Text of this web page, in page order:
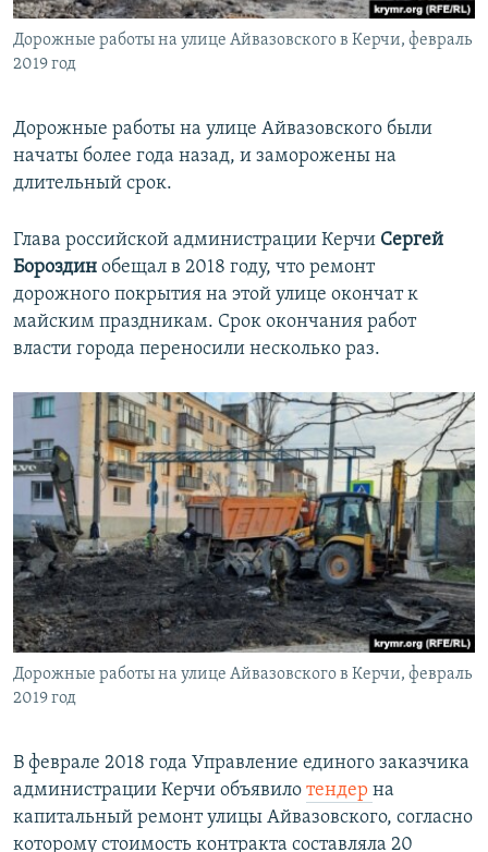
Дорожные работы на улице Айвазовского в Керчи, февраль
2019 год
Дорожные работы на улице Айвазовского были
начаты более года назад, и заморожены на
длительный срок.
Глава российской администрации Керчи Сергей
Бороздин обещал в 2018 году, что ремонт
дорожного покрытия на этой улице окончат к
майским праздникам. Срок окончания работ
власти города переносили несколько раз.
Дорожные работы на улице Айвазовского в Керчи, февраль
2019 год
В феврале 2018 года Управление единого заказчика
администрации Керчи объявило тендер на
капитальный ремонт улицы Айвазовского, согласно
которому стоимость контракта составляла 20